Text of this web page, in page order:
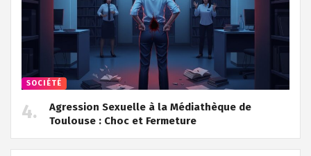
SOCIÉTÉ
Agression Sexuelle à la Médiathèque de
Toulouse : Choc et Fermeture